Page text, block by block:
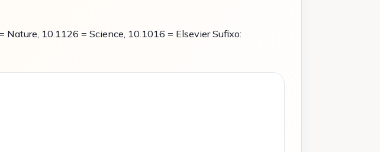
10.1126 = Science, 10.1016 = Elsevier Sufixo: